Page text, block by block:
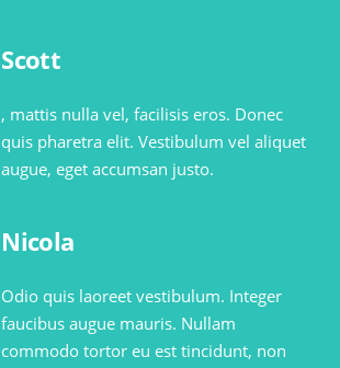
Scott
, mattis nulla vel, facilisis eros. Donec
quis pharetra elit. Vestibulum vel aliquet
augue, eget accumsan justo.
Nicola
Odio quis laoreet vestibulum. Integer
faucibus augue mauris. Nullam
commodo tortor eu est tincidunt, non